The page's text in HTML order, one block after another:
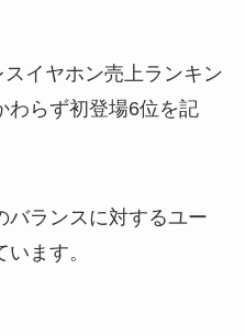
イヤホン売上ランキン
わらず初登場6位を記
バランスに対するユー
ます。